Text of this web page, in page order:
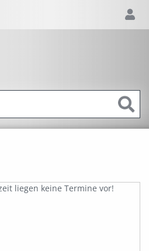
liegen keine Termine vor!